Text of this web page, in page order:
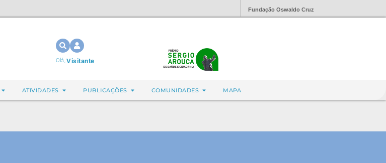
Fundação Oswaldo Cruz
Olá,Visitante
ATIVIDADES PUBLICAÇÕES COMUNIDADES MAPA